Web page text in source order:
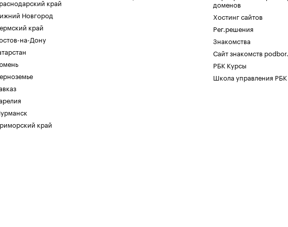
край
Новгород
край
на-Дону
край
доменов
Хостинг сайтов
Рег.решения
Знакомства
Сайт знакомств
РБК Курсы
Школа управления РБК